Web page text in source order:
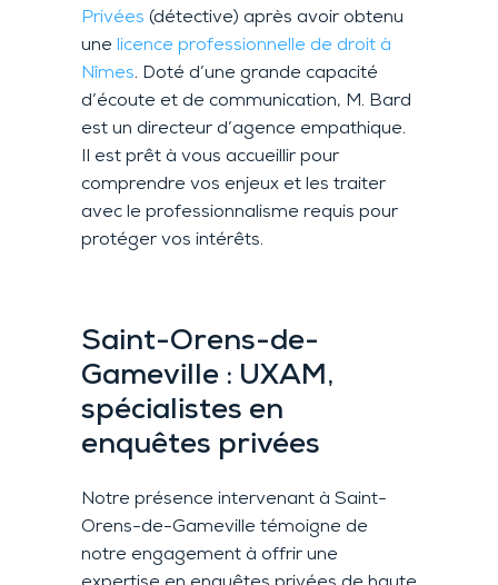
Privées (détective) après avoir obtenu
une licence professionnelle de droit à
Nîmes. Doté d’une grande capacité
d’écoute et de communication, M. Bard
est un directeur d’agence empathique.
Il est prêt à vous accueillir pour
comprendre vos enjeux et les traiter
avec le professionnalisme requis pour
protéger vos intérêts.
Saint-Orens-de-
Gameville : UXAM,
spécialistes en
enquêtes privées
Notre présence intervenant à Saint-
Orens-de-Gameville témoigne de
notre engagement à offrir une